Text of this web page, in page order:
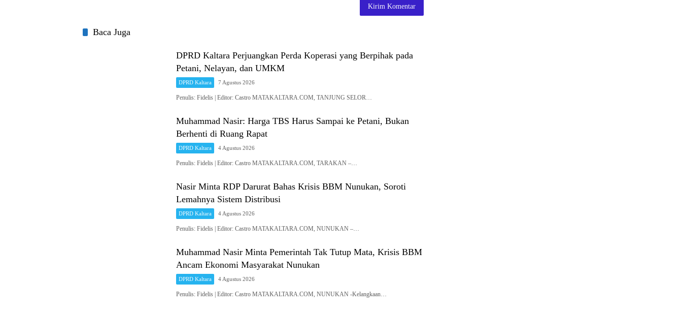
Baca Juga
DPRD Kaltara Perjuangkan Perda Koperasi yang Berpihak pada
Petani, Nelayan, dan UMKM
DPRD Kaltara 7 Agustus 2026
Penulis: Fidelis | Editor: Castro MATAKALTARA.COM, TANJUNG SELOR…
Muhammad Nasir: Harga TBS Harus Sampai ke Petani, Bukan
Berhenti di Ruang Rapat
DPRD Kaltara 4 Agustus 2026
Penulis: Fidelis | Editor: Castro MATAKALTARA.COM, TARAKAN –…
Nasir Minta RDP Darurat Bahas Krisis BBM Nunukan, Soroti
Lemahnya Sistem Distribusi
DPRD Kaltara 4 Agustus 2026
Penulis: Fidelis | Editor: Castro MATAKALTARA.COM, NUNUKAN –…
Muhammad Nasir Minta Pemerintah Tak Tutup Mata, Krisis BBM
Ancam Ekonomi Masyarakat Nunukan
DPRD Kaltara 4 Agustus 2026
Penulis: Fidelis | Editor: Castro MATAKALTARA.COM, NUNUKAN -Kelangkaan…